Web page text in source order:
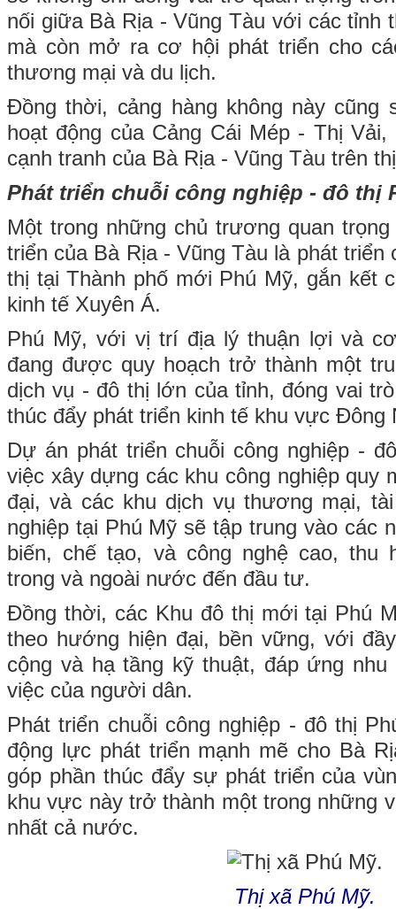
nối giữa Bà Rịa - Vũng Tàu với các tỉnh
mà còn mở ra cơ hội phát triển cho
thương mại và du lịch.
Đồng thời, cảng hàng không này cũng
hoạt động của Cảng Cái Mép - Thị
cạnh tranh của Bà Rịa - Vũng Tàu trên
Phát triển chuỗi công nghiệp - đô thị
Một trong những chủ trương quan
triển của Bà Rịa - Vũng Tàu là phát triển
thị tại Thành phố mới Phú Mỹ, gắn kết
kinh tế Xuyên Á.
Phú Mỹ, với vị trí địa lý thuận lợi và
đang được quy hoạch trở thành một
dịch vụ - đô thị lớn của tỉnh, đóng vai
thúc đẩy phát triển kinh tế khu vực Đông
Dự án phát triển chuỗi công nghiệp -
việc xây dựng các khu công nghiệp quy
đại, và các khu dịch vụ thương mại,
nghiệp tại Phú Mỹ sẽ tập trung vào các
biến, chế tạo, và công nghệ cao, thu
trong và ngoài nước đến đầu tư.
Đồng thời, các Khu đô thị mới tại Phú
theo hướng hiện đại, bền vững, với
cộng và hạ tầng kỹ thuật, đáp ứng
việc của người dân.
Phát triển chuỗi công nghiệp - đô thị
động lực phát triển mạnh mẽ cho Bà
góp phần thúc đẩy sự phát triển của
khu vực này trở thành một trong những
nhất cả nước.
Thị xã Phú Mỹ.